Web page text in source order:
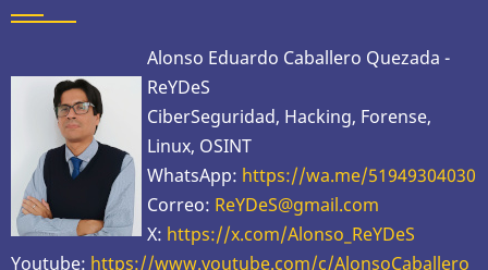
Alonso Eduardo Caballero Quezada -
ReYDeS
CiberSeguridad, Hacking, Forense,
Linux, OSINT
WhatsApp: https://wa.me/51949304030
Correo: ReYDeS@gmail.com
X: https://x.com/Alonso_ReYDeS
Youtube: https://www.youtube.com/c/AlonsoCaballero